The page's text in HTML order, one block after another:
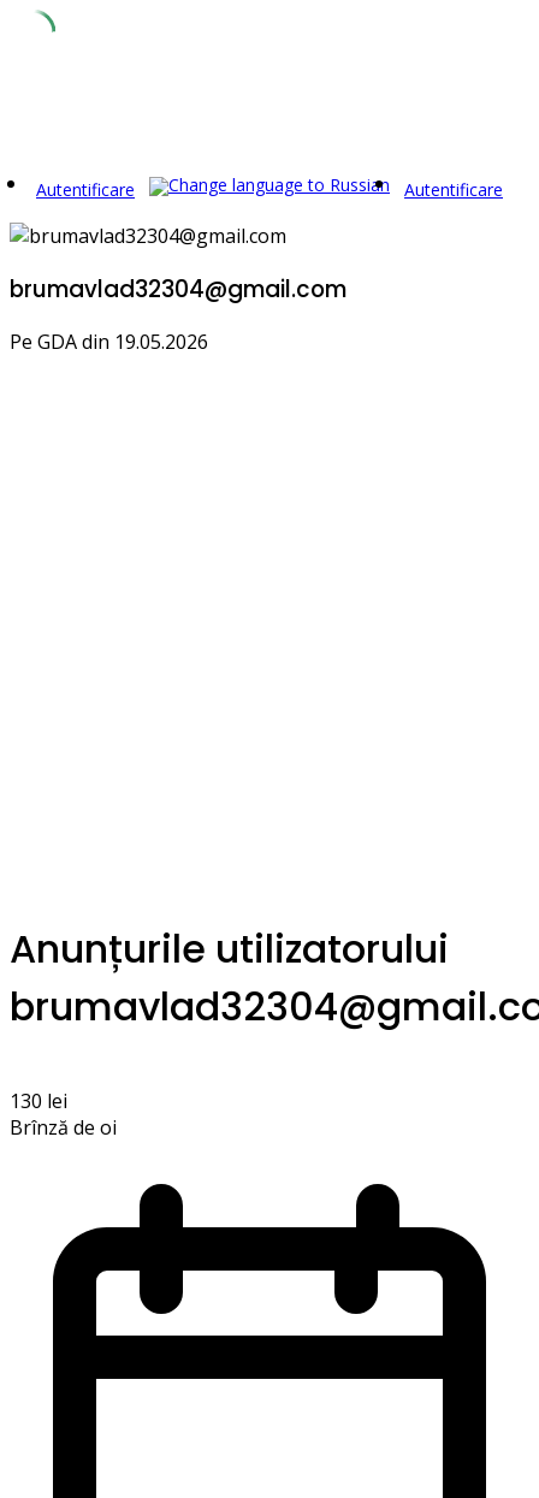
Autentificare Autentificare
brumavlad32304@gmail.com
Pe GDA din 19.05.2026
Anunțurile utilizatorului
130 lei
Brînză de oi